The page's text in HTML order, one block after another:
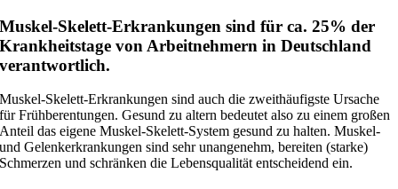
Muskel-Skelett-Erkrankungen sind für ca. 25% der
Krankheitstage von Arbeitnehmern in Deutschland
verantwortlich.
Muskel-Skelett-Erkrankungen sind auch die zweithäufigste Ursache
für Frühberentungen. Gesund zu altern bedeutet also zu einem großen
Anteil das eigene Muskel-Skelett-System gesund zu halten. Muskel-
und Gelenkerkrankungen sind sehr unangenehm, bereiten (starke)
Schmerzen und schränken die Lebensqualität entscheidend ein.